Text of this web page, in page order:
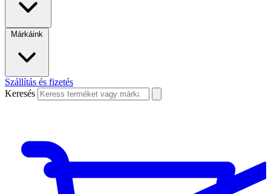
Márkáink
Szállítás és fizetés
Keresés